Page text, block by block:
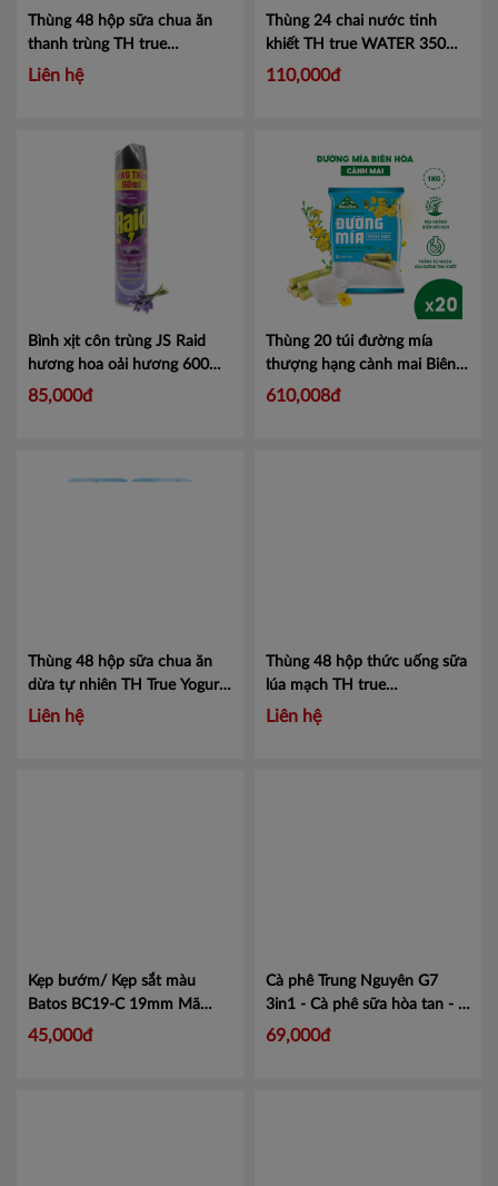
Thùng 48 hộp sữa chua ăn
thanh trùng TH true
YOGURT công thức TOPKID
Liên hệ
Thùng 24 chai nước tinh
khiết TH true WATER 350ml
- Hàng chính hãng
110,000đ
Bình xịt côn trùng JS Raid
hương hoa oải hương 600ml
- TẶNG 10% - Dung tích
85,000đ
Thùng 20 túi đường mía
thượng hạng cành mai Biên
Hòa 1kgMã DMBHTHCM1
610,008đ
Thùng 48 hộp sữa chua ăn
dừa tự nhiên TH True Yogurt
100gMã 453000008
Liên hệ
Thùng 48 hộp thức uống sữa
lúa mạch TH true
CHOCOMALT MISTORI
Liên hệ
Kẹp bướm/ Kẹp sắt màu
Batos BC19-C 19mm Mã
BC19-C
45,000đ
Cà phê Trung Nguyên G7
3in1 - Cà phê sữa hòa tan - 1
hộpMã TNG7
69,000đ